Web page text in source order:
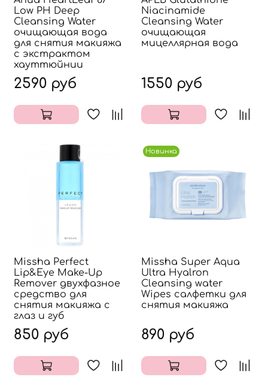
Low PH Deep
Cleansing Water
очищающая вода
для снятия макияжа
с экстрактом
хауттюйнии
2590 руб
Niacinamide
Cleansing Water
очищающая
мицеллярная вода
1550 руб
Missha Perfect
Lip&Eye Make-Up
Remover двухфазное
средство для
снятия макияжа с
глаз и губ
850 руб
Новинка
Missha Super Aqua
Ultra Hyalron
Cleansing water
Wipes салфетки для
снятия макияжа
890 руб